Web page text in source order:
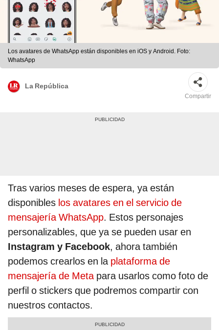
Los avatares de WhatsApp están disponibles en iOS y Android. Foto:
WhatsApp
La República
Compartir
Tras varios meses de espera, ya están
disponibles los avatares en el servicio de
mensajería WhatsApp. Estos personajes
personalizables, que ya se pueden usar en
Instagram y Facebook, ahora también
podemos crearlos en la plataforma de
mensajería de Meta para usarlos como foto de
perfil o stickers que podremos compartir con
nuestros contactos.